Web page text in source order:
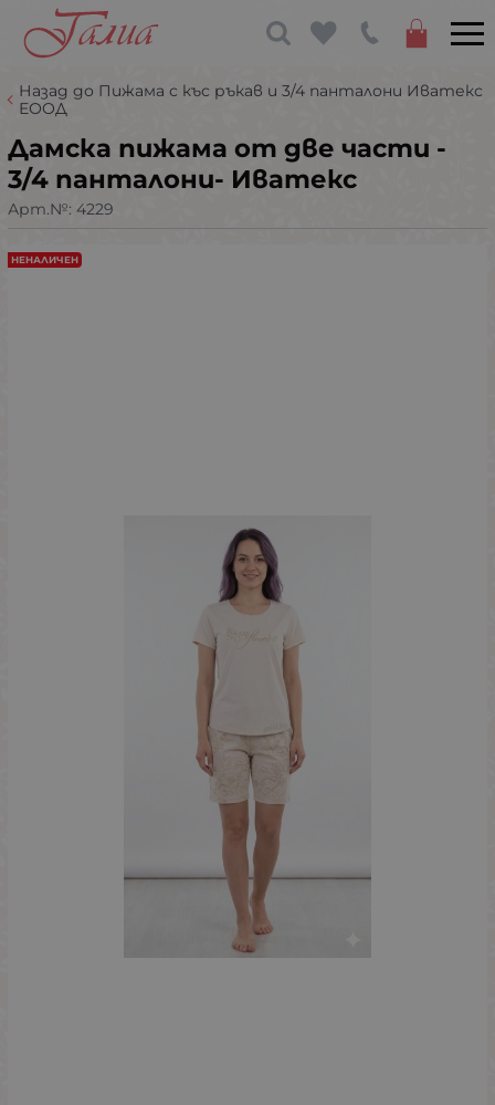
Назад до Пижама с къс ръкав и 3/4 панталони Иватекс
ЕООД
Дамска пижама от две части -
3/4 панталони- Иватекс
Арт.№: 4229
НЕНАЛИЧЕН